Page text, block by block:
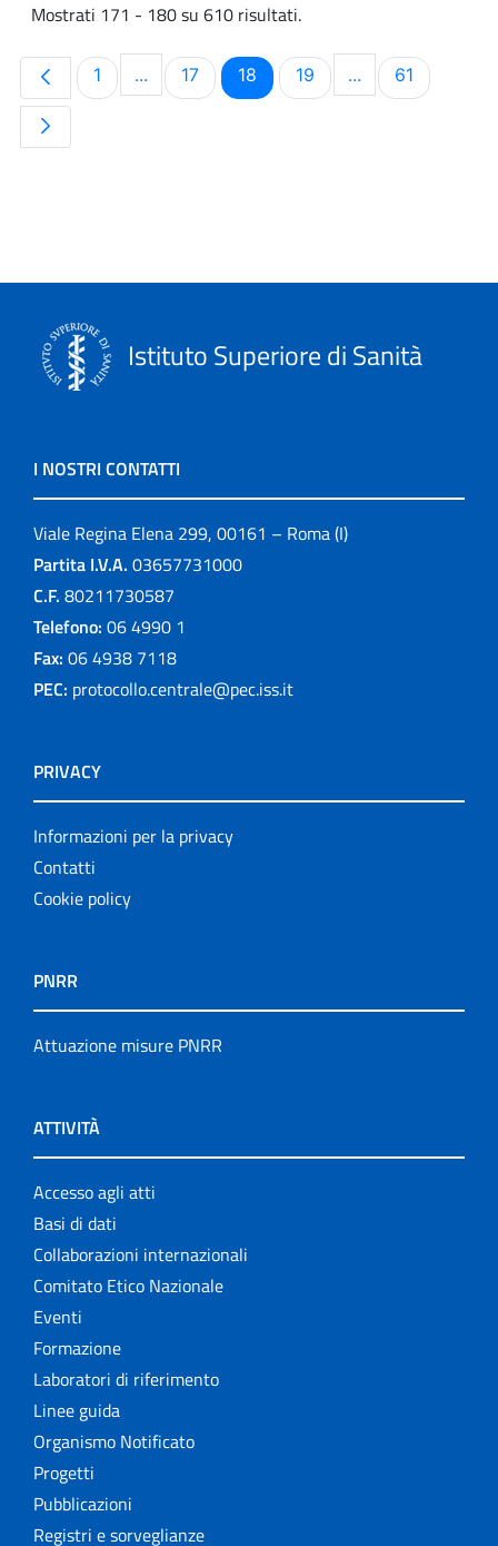
Mostrati 171 - 180 su 610 risultati.
Pagina
1 ...Pagine intermedie Use TAB to navigate.
Pagina
17 Pagina
18 Pagina
19 ...PaginePagina
61
Istituto Superiore di Sanità
I NOSTRI CONTATTI
Viale Regina Elena 299, 00161 – Roma (I)
Partita I.V.A. 03657731000
C.F. 80211730587
Telefono: 06 4990 1
Fax: 06 4938 7118
PEC: protocollo.centrale@pec.iss.it
PRIVACY
Informazioni per la privacy
Contatti
Cookie policy
PNRR
Attuazione misure PNRR
ATTIVITÀ
Accesso agli atti
Basi di dati
Collaborazioni internazionali
Comitato Etico Nazionale
Eventi
Formazione
Laboratori di riferimento
Linee guida
Organismo Notificato
Progetti
Pubblicazioni
Registri e sorveglianze